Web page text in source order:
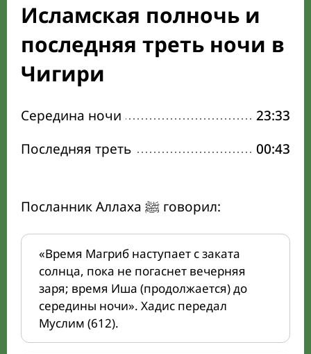
Исламская полночь и
последняя треть ночи в
Чигири
Середина ночи
23:33
Последняя треть
00:43
Посланник Аллаха ﷺ говорил:
«Время Магриб наступает с заката
солнца, пока не погаснет вечерняя
заря; время Иша (продолжается) до
середины ночи». Хадис передал
Муслим (612).